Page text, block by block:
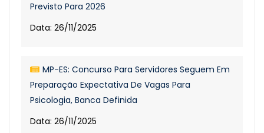
Previsto Para 2026
Data: 26/11/2025
MP-ES: Concurso Para Servidores Seguem Em
Preparação Expectativa De Vagas Para
Psicologia, Banca Definida
Data: 26/11/2025